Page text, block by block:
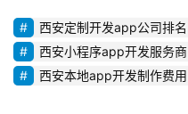
西安定制开发app公司排名
西安小程序app开发服务商
西安本地app开发制作费用